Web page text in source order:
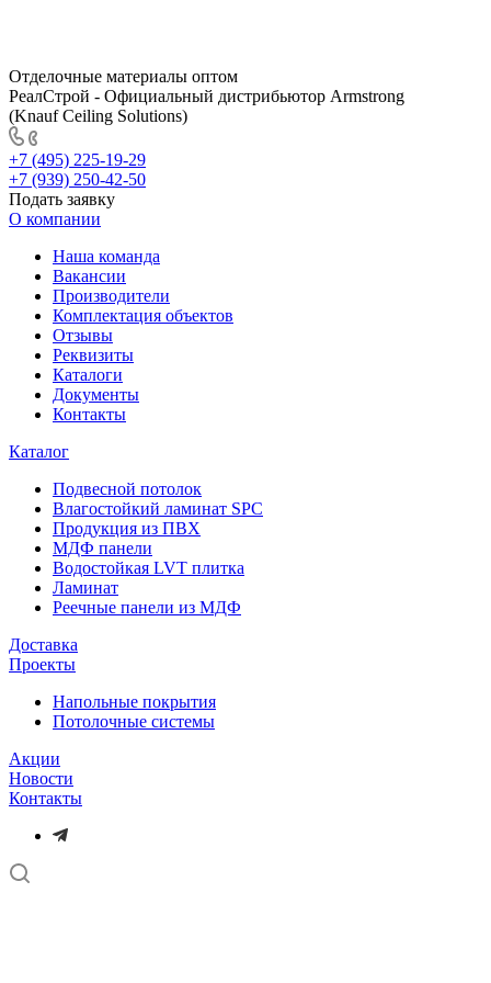
Отделочные материалы оптом
РеалСтрой - Официальный дистрибьютор Armstrong
(Knauf Ceiling Solutions)
+7 (495) 225-19-29
+7 (939) 250-42-50
Подать заявку
О компании
Наша команда
Вакансии
Производители
Комплектация объектов
Отзывы
Реквизиты
Каталоги
Документы
Контакты
Каталог
Подвесной потолок
Влагостойкий ламинат SPC
Продукция из ПВХ
МДФ панели
Водостойкая LVT плитка
Ламинат
Реечные панели из МДФ
Доставка
Проекты
Напольные покрытия
Потолочные системы
Акции
Новости
Контакты